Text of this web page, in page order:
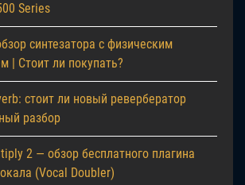
Series
синтезатора с физическим
| Стоит ли покупать?
стоит ли новый ревербератор
разбор
2 — обзор бесплатного плагина
(Vocal Doubler)